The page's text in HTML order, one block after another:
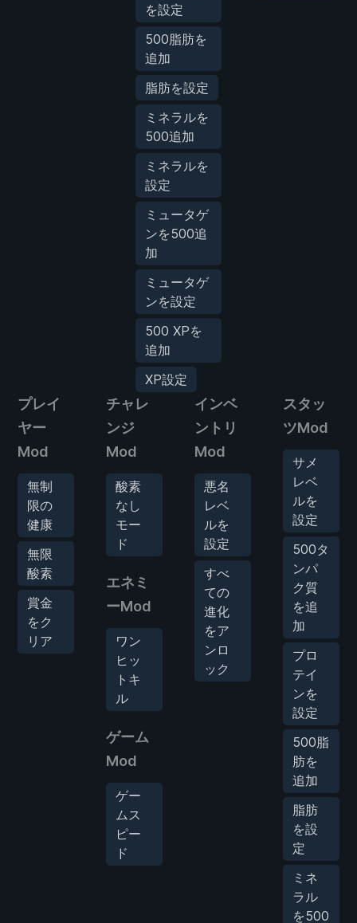
を設定
500脂肪を
追加
脂肪を設定
ミネラルを
500追加
ミネラルを
設定
ミュータゲ
ンを500追
加
ミュータゲ
ンを設定
500 XPを
追加
XP設定
プレイ
ヤー
Mod
無制
限の
健康
無限
酸素
賞金
をク
リア
チャレ
ンジ
Mod
酸素
なし
モー
ド
エネミ
ーMod
ワン
ヒッ
トキ
ル
ゲーム
Mod
ゲー
ムス
ピー
ド
インベ
ントリ
Mod
悪名
レベ
ルを
設定
すべ
ての
進化
をア
ンロ
ック
スタッ
ツMod
サメ
レベ
ルを
設定
500タ
ンパ
ク質
を追
加
プロ
テイ
ンを
設定
500脂
肪を
追加
脂肪
を設
定
ミネ
ラル
を500